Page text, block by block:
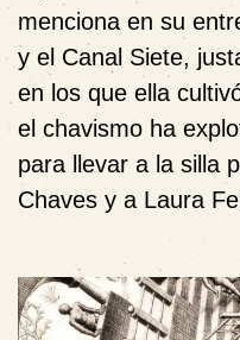
menciona en su
y el Canal Siete,
en los que ella
el chavismo ha
para llevar a la silla
Chaves y a Laura